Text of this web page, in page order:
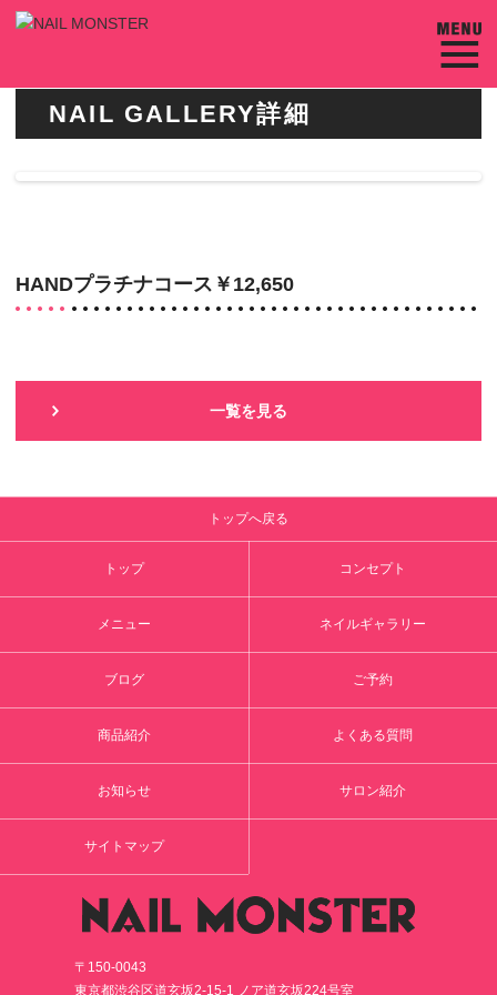
NAIL GALLERY詳細
HANDプラチナコース￥12,650
一覧を見る
トップへ戻る
トップ コンセプト
メニュー ネイルギャラリー
ブログ ご予約
商品紹介 よくある質問
お知らせ サロン紹介
サイトマップ
〒150-0043
東京都渋谷区道玄坂2-15-1 ノア道玄坂224号室